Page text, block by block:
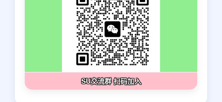
SU交流群 扫码加入